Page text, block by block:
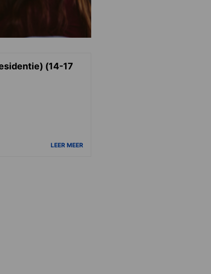
(14-17
LEER MEER